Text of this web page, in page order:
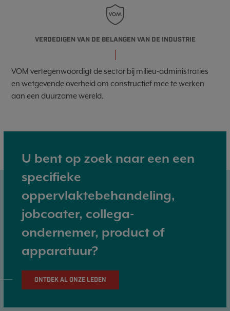
VERDEDIGEN VAN DE BELANGEN VAN DE INDUSTRIE
VOM vertegenwoordigt de sector bij milieu-administraties
en wetgevende overheid om constructief mee te werken
aan een duurzame wereld.
U bent op zoek naar een een
specifieke
oppervlaktebehandeling,
jobcoater, collega-
ondernemer, product of
apparatuur?
ONTDEK AL ONZE LEDEN